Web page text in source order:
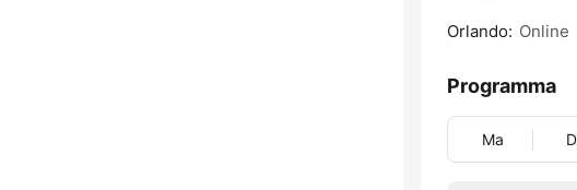
Orlando: Online
Programma
Ma